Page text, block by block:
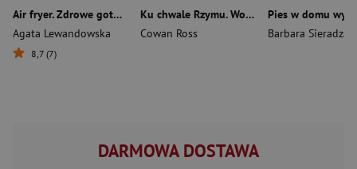
Air fryer. Zdrowe gotowanie
Agata Lewandowska
8,7 (7)
Ku chwale Rzymu. Wojownicy Imperium wyd. 2026
Cowan Ross
Barbara Sieradzan
DARMOWA DOSTAWA